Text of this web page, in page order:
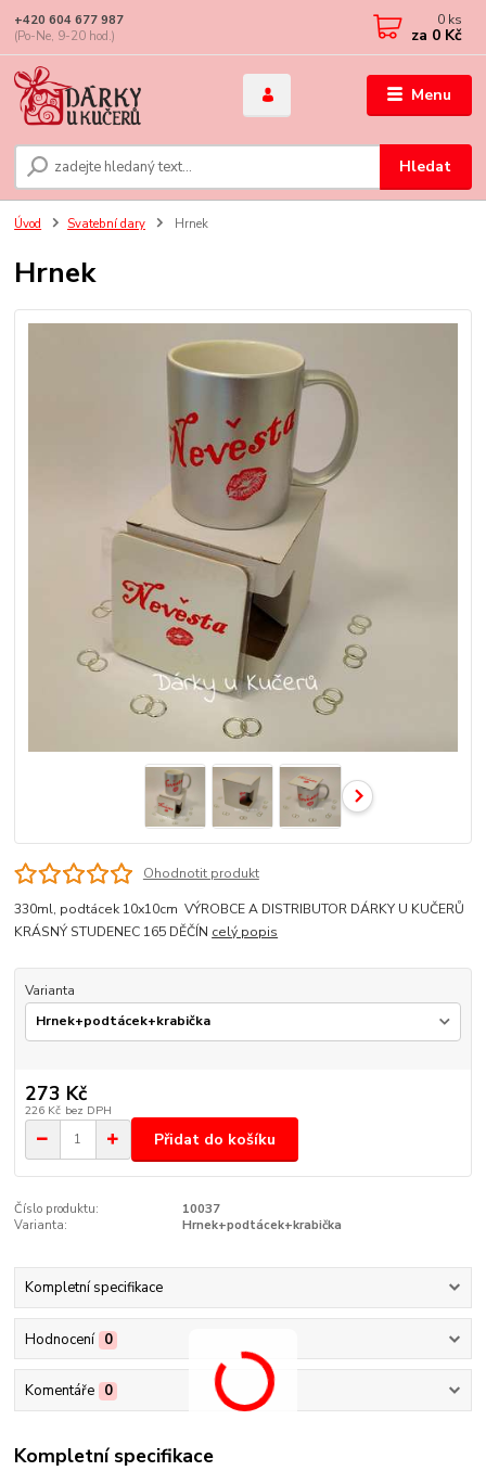
Menu
Hledat
+420 604 677 987
(Po-Ne, 9-20 hod.)
0 ks
za 0 Kč
Úvod Svatební dary Hrnek
Hrnek
Ohodnotit produkt
330ml, podtácek 10x10cm VÝROBCE A DISTRIBUTOR DÁRKY U KUČERŮ
KRÁSNÝ STUDENEC 165 DĚČÍN celý popis
Varianta
273 Kč
226 Kč bez DPH
Přidat do košíku
Číslo produktu:
10037
Varianta:
Hrnek+podtácek+krabička
Kompletní specifikace
Hodnocení 0
Komentáře 0
Kompletní specifikace